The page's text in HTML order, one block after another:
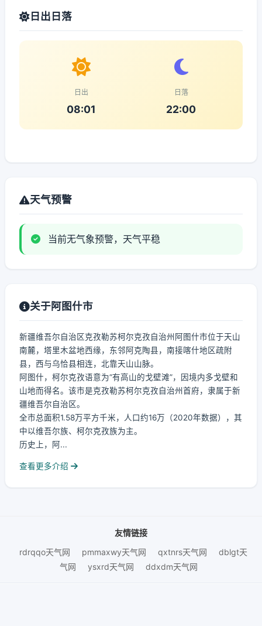
日出日落
日出
08:01
日落
22:00
天气预警
当前无气象预警，天气平稳
关于阿图什市
新疆维吾尔自治区克孜勒苏柯尔克孜自治州阿图什市位于天山
南麓，塔里木盆地西缘，东邻阿克陶县，南接喀什地区疏附
县，西与乌恰县相连，北靠天山山脉。
阿图什，柯尔克孜语意为“有高山的戈壁滩”，因境内多戈壁和
山地而得名。该市是克孜勒苏柯尔克孜自治州首府，隶属于新
疆维吾尔自治区。
全市总面积1.58万平方千米，人口约16万（2020年数据），其
中以维吾尔族、柯尔克孜族为主。
历史上，阿...
查看更多介绍
友情链接
rdrqqo天气网
pmmaxwy天气网 qxtnrs天气网
dblgt天
气网
ysxrd天气网 ddxdm天气网